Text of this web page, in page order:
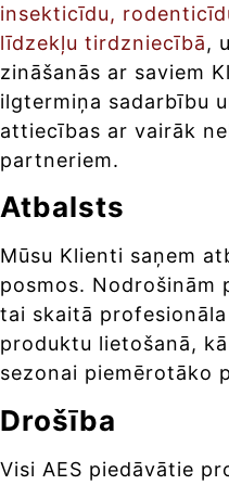
insekticīdu,
līdzekļu tirdzniecībā,
zināšanās ar saviem
ilgtermiņa sadarbību
attiecības ar vairāk
partneriem.
Atbalsts
Mūsu Klienti saņem
posmos. Nodrošinām
tai skaitā
produktu lietošanā,
sezonai piemērotāko
Drošība
Visi AES piedāvātie